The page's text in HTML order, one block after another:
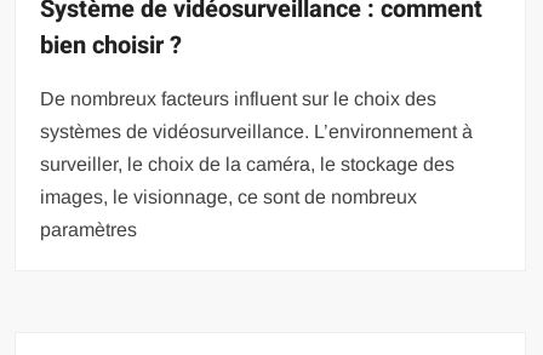
Système de vidéosurveillance : comment
bien choisir ?
De nombreux facteurs influent sur le choix des
systèmes de vidéosurveillance. L’environnement à
surveiller, le choix de la caméra, le stockage des
images, le visionnage, ce sont de nombreux
paramètres